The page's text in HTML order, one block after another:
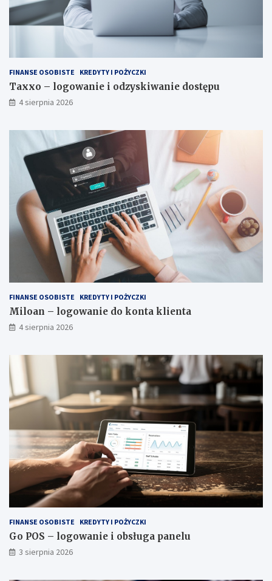
FINANSE OSOBISTE KREDYTY I POŻYCZKI
Taxxo – logowanie i odzyskiwanie dostępu
4 sierpnia 2026
FINANSE OSOBISTE KREDYTY I POŻYCZKI
Miloan – logowanie do konta klienta
4 sierpnia 2026
FINANSE OSOBISTE KREDYTY I POŻYCZKI
Go POS – logowanie i obsługa panelu
3 sierpnia 2026